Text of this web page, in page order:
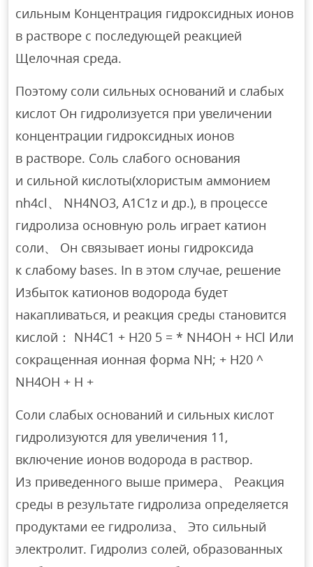
сильным Концентрация гидроксидных ионов
в растворе с последующей реакцией
Щелочная среда.
Поэтому соли сильных оснований и слабых
кислот Он гидролизуется при увеличении
концентрации гидроксидных ионов
в растворе. Соль слабого основания
и сильной кислоты(хлористым аммонием
nh4cl、 NH4NO3, A1C1z и др.), в процессе
гидролиза основную роль играет катион
соли、 Он связывает ионы гидроксида
к слабому bases. In в этом случае, решение
Избыток катионов водорода будет
накапливаться, и реакция среды становится
кислой： NH4C1 + H20 5 = * NH4OH + HCl Или
сокращенная ионная форма NH; + H20 ^
NH4OH + H +
Соли слабых оснований и сильных кислот
гидролизуются для увеличения 11,
включение ионов водорода в раствор.
Из приведенного выше примера、 Реакция
среды в результате гидролиза определяется
продуктами ее гидролиза、 Это сильный
электролит. Гидролиз солей, образованных